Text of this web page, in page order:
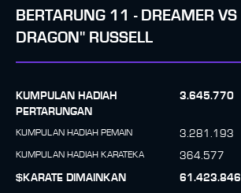
BERTARUNG 11 - DREAMER VS
DRAGON" RUSSELL
KUMPULAN HADIAH
PERTARUNGAN
3.645.770
KUMPULAN HADIAH PEMAIN 3.281.193
KUMPULAN HADIAH KARATEKA
364.577
$KARATE DIMAINKAN
61.423.846